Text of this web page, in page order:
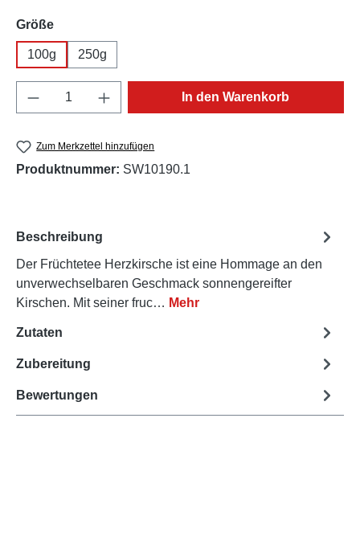
Größeauswählen
100g 250g
Produkt Anzahl: Gib den gewünschten
In den Warenkorb
Zum Merkzettel hinzufügen
Produktnummer: SW10190.1
Beschreibung
Der Früchtetee Herzkirsche ist eine Hommage an den
unverwechselbaren Geschmack sonnengereifter
Kirschen. Mit seiner fruc… Mehr
Zutaten
Zubereitung
Bewertungen